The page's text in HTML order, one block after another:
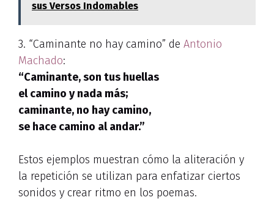
sus Versos Indomables
3. “Caminante no hay camino” de Antonio
Machado:
“Caminante, son tus huellas
el camino y nada más;
caminante, no hay camino,
se hace camino al andar.”
Estos ejemplos muestran cómo la aliteración y
la repetición se utilizan para enfatizar ciertos
sonidos y crear ritmo en los poemas.